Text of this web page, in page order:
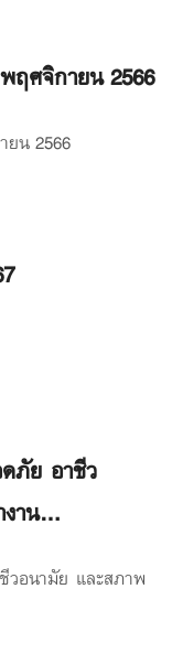
ฤศจิกายน 2566
ยน 2566
ภัย อาชีว
าน...
วอนามัย และสภาพ